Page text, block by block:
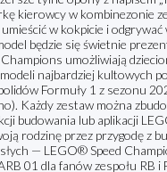
kierowcy w kombinezonie
w kokpicie i odgrywać
będzie się świetnie
umożliwiają
najbardziej kultowych
Formuły 1 z sezonu
Każdy zestaw można
budowania lub aplikacji
rodzinę przez przygodę z
— LEGO® Speed
01 dla fanów zespołu RB i